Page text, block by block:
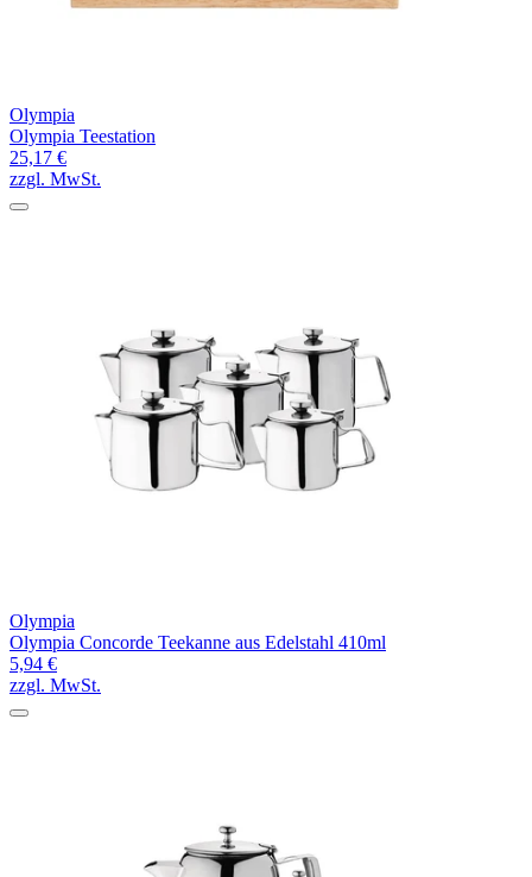
Olympia
Olympia Teestation
25,17 €
zzgl. MwSt.
Olympia
Olympia Concorde Teekanne aus Edelstahl 410ml
5,94 €
zzgl. MwSt.